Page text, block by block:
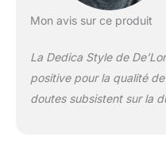
Mon avis sur ce produit
La Dedica Style de
positive pour la qualité
doutes subsistent sur la